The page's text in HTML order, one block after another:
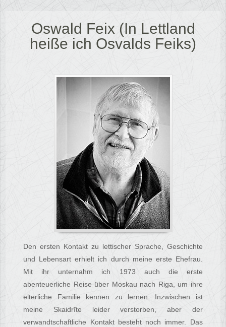
Oswald Feix (In Lettland
heiße ich Osvalds Feiks)
Den ersten Kontakt zu lettischer Sprache, Geschichte
und Lebensart erhielt ich durch meine erste Ehefrau.
Mit ihr unternahm ich 1973 auch die erste
abenteuerliche Reise über Moskau nach Riga, um ihre
elterliche Familie kennen zu lernen. Inzwischen ist
meine Skaidrīte leider verstorben, aber der
verwandtschaftliche Kontakt besteht noch immer. Das